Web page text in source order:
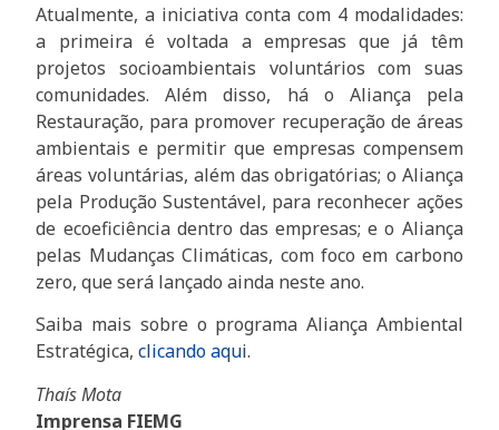
Atualmente, a iniciativa conta com 4 modalidades:
a primeira é voltada a empresas que já têm
projetos socioambientais voluntários com suas
comunidades. Além disso, há o Aliança pela
Restauração, para promover recuperação de áreas
ambientais e permitir que empresas compensem
áreas voluntárias, além das obrigatórias; o Aliança
pela Produção Sustentável, para reconhecer ações
de ecoeficiência dentro das empresas; e o Aliança
pelas Mudanças Climáticas, com foco em carbono
zero, que será lançado ainda neste ano.
Saiba mais sobre o programa Aliança Ambiental
Estratégica,clicando aqui.
Thaís Mota
Imprensa FIEMG